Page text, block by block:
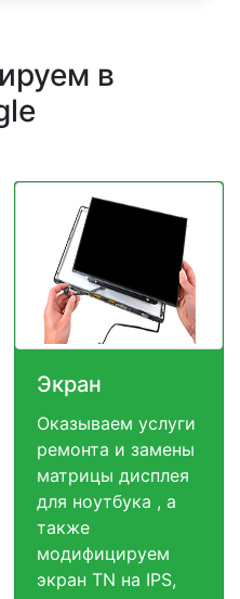
в
Экран
Оказываем услуги
ремонта и замены
матрицы дисплея
для ноутбука , а
также
модифицируем
экран TN на IPS,